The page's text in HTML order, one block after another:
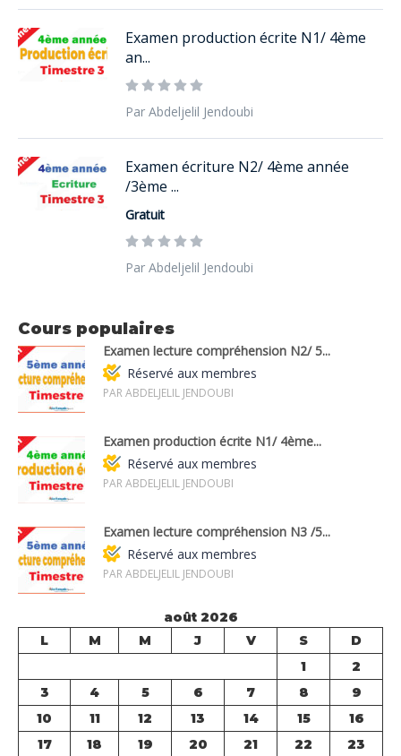
Examen production écrite N1/ 4ème
an...
Par Abdeljelil Jendoubi
Examen écriture N2/ 4ème année
/3ème ...
Gratuit
Par Abdeljelil Jendoubi
Cours populaires
Examen lecture compréhension N2/ 5...
Réservé aux membres
PAR ABDELJELIL JENDOUBI
Examen production écrite N1/ 4ème...
Réservé aux membres
PAR ABDELJELIL JENDOUBI
Examen lecture compréhension N3 /5...
Réservé aux membres
PAR ABDELJELIL JENDOUBI
août 2026
L
M M J V S
D
1
2
3
4 5 6 7 8
9
10
11 12 13 14 15
16
17
18 19 20 21 22
23